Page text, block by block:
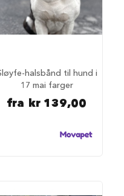
halsbånd til hund i
17 mai farger
fra kr 139,00